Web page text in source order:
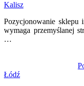
Kalisz
Pozycjonowanie sklepu
wymaga przemyślanej
…
Łódź